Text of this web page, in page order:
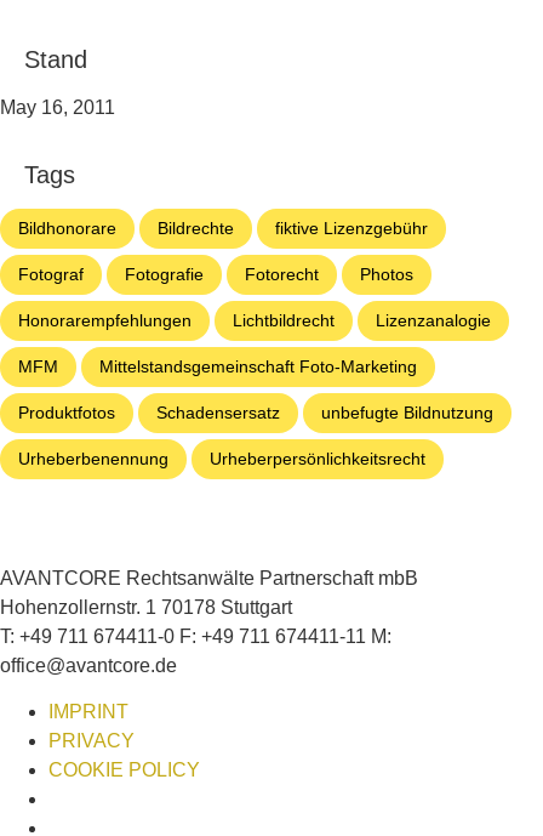
Stand
May 16, 2011
Tags
Bildhonorare Bildrechte fiktive Lizenzgebühr
Fotograf Fotografie Fotorecht Photos
Honorarempfehlungen Lichtbildrecht Lizenzanalogie
MFM Mittelstandsgemeinschaft Foto-Marketing
Produktfotos Schadensersatz unbefugte Bildnutzung
Urheberbenennung Urheberpersönlichkeitsrecht
AVANTCORE Rechtsanwälte Partnerschaft mbB
Hohenzollernstr. 1 70178 Stuttgart
T: +49 711 674411-0 F: +49 711 674411-11 M:
office@avantcore.de
IMPRINT
PRIVACY
COOKIE POLICY